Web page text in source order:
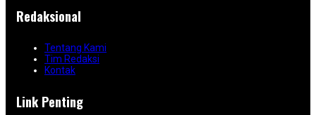
Redaksional
Tentang Kami
Tim Redaksi
Kontak
Link Penting